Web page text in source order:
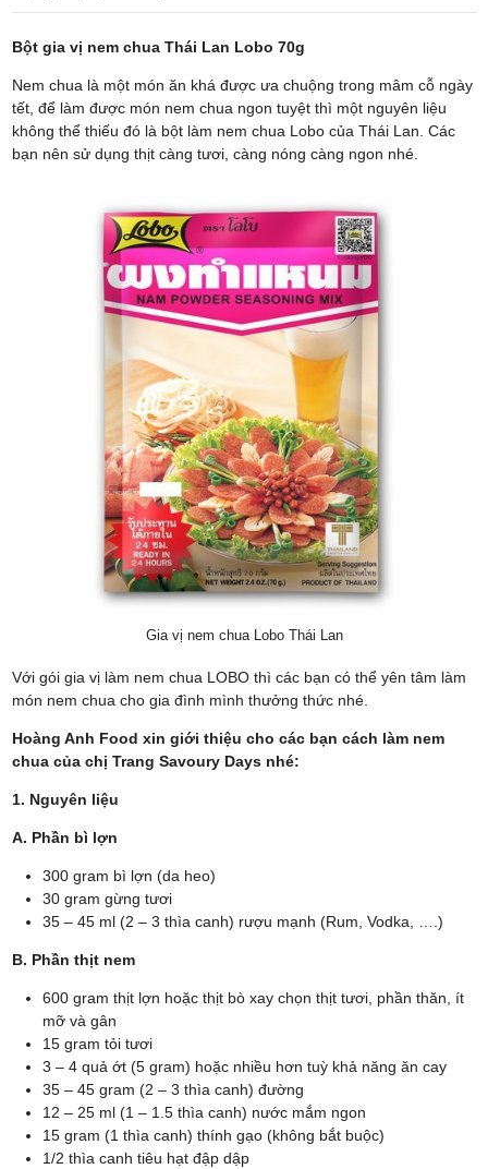
Bột gia vị nem chua Thái Lan Lobo 70g
Nem chua là một món ăn khá được ưa chuộng trong mâm cỗ ngày
tết, để làm được món nem chua ngon tuyệt thì một nguyên liệu
không thể thiếu đó là bột làm nem chua Lobo của Thái Lan. Các
bạn nên sử dụng thịt càng tươi, càng nóng càng ngon nhé.
Gia vị nem chua Lobo Thái Lan
Với gói gia vị làm nem chua LOBO thì các bạn có thể yên tâm làm
món nem chua cho gia đình mình thưởng thức nhé.
Hoàng Anh Food xin giới thiệu cho các bạn cách làm nem
chua của chị Trang Savoury Days nhé:
1. Nguyên liệu
A. Phần bì lợn
300 gram bì lợn (da heo)
30 gram gừng tươi
35 – 45 ml (2 – 3 thìa canh) rượu mạnh (Rum, Vodka, ….)
B. Phần thịt nem
600 gram thịt lợn hoặc thịt bò xay chọn thịt tươi, phần thăn, ít
mỡ và gân
15 gram tỏi tươi
3 – 4 quả ớt (5 gram) hoặc nhiều hơn tuỳ khả năng ăn cay
35 – 45 gram (2 – 3 thìa canh) đường
12 – 25 ml (1 – 1.5 thìa canh) nước mắm ngon
15 gram (1 thìa canh) thính gạo (không bắt buộc)
1/2 thìa canh tiêu hạt đập dập